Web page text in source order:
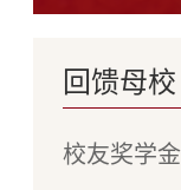
回馈母校
校友奖学金